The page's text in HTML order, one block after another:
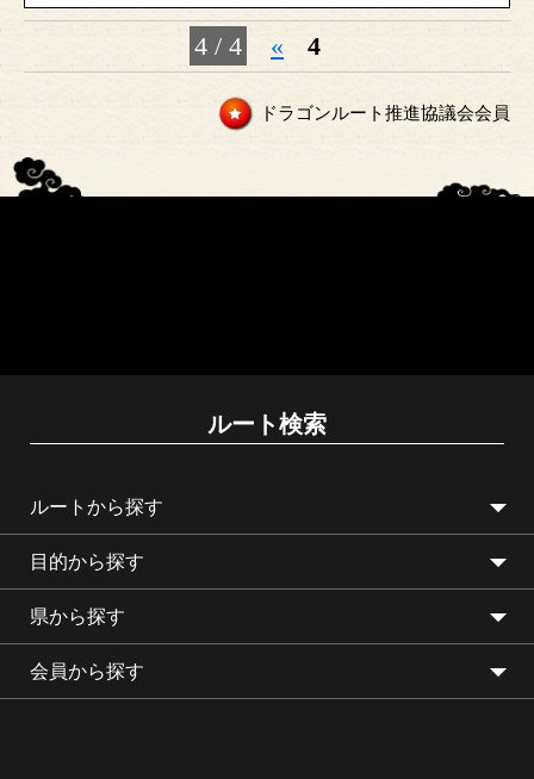
4 / 4 « 4
ドラゴンルート推進協議会会員
ルート検索
ルートから探す
目的から探す
県から探す
会員から探す